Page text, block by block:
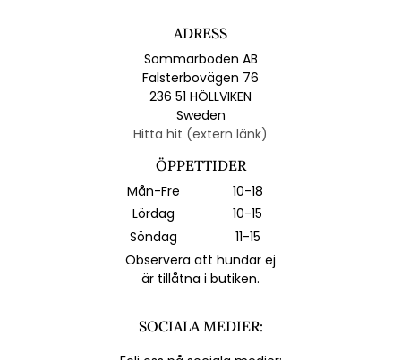
ADRESS
Sommarboden AB
Falsterbovägen 76
236 51 HÖLLVIKEN
Sweden
Hitta hit (extern länk)
ÖPPETTIDER
Mån-Fre
10-18
Lördag
10-15
Söndag
11-15
Observera att hundar ej
är tillåtna i butiken.
SOCIALA MEDIER: